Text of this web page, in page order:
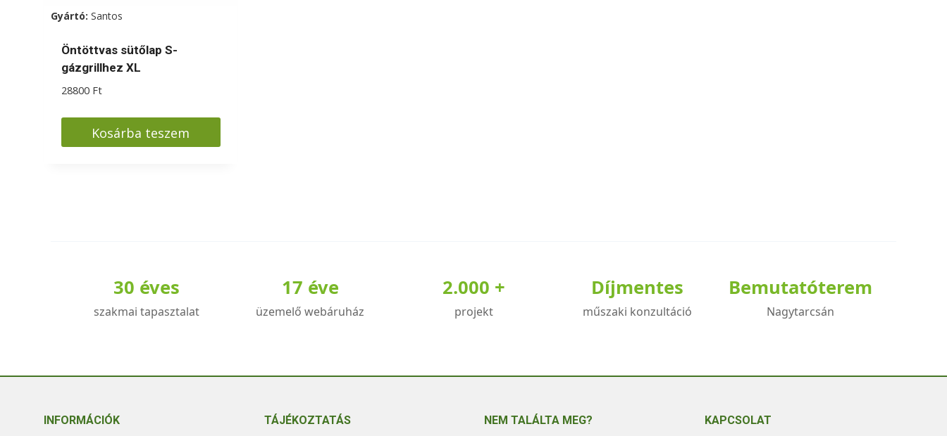
Gyártó: Santos
Öntöttvas sütőlap S-
gázgrillhez XL
28800 Ft
Kosárba teszem
30 éves
szakmai tapasztalat
17 éve
üzemelő webáruház
2.000 +
projekt
Díjmentes
műszaki konzultáció
Bemutatóterem
Nagytarcsán
INFORMÁCIÓK TÁJÉKOZTATÁS NEM TALÁLTA MEG? KAPCSOLAT